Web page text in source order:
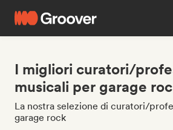
I migliori curatori/
musicali per garage
La nostra selezione di curatori/
garage rock